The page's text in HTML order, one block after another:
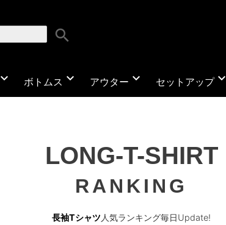
search
expand_more ボトムス expand_more アウター expand_more セットアップexpand_more
LONG-T-SHIRT
RANKING
長袖Tシャツ 人気ランキング毎日Update!